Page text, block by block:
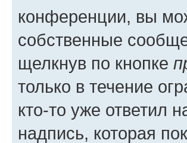
конференции, вы
собственные
щелкнув по кнопке
только в течение
кто-то уже ответил
надпись, которая